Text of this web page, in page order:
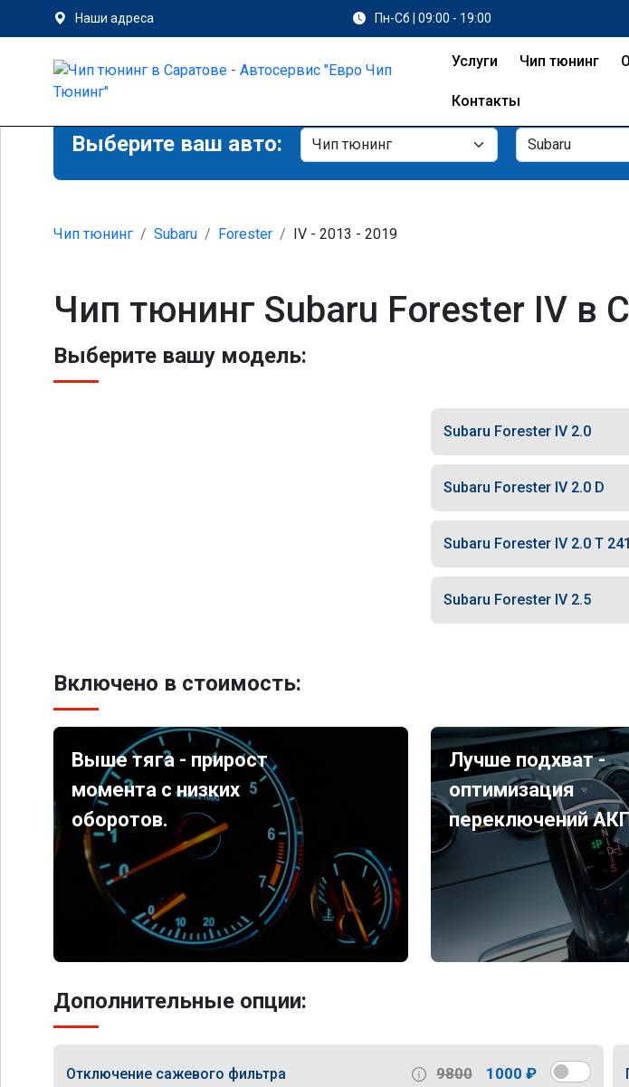
Наши адреса Пн-Сб | 09:00 - 19:00
Услуги Чип тюнинг
Контакты
Выберите ваш авто:
Чип тюнинг Subaru Forester IV - 2013 - 2019
Чип тюнинг Subaru Forester IV в
Выберите вашу модель:
Subaru Forester IV 2.0
Subaru Forester IV 2.0 D
Subaru Forester IV 2.0 T
Subaru Forester IV 2.5
Включено в стоимость:
Выше тяга - прирост
момента с низких
оборотов.
Лучше подхват -
оптимизация
переключений
Дополнительные опции:
Отключение сажевого фильтра 9800 1000 ₽